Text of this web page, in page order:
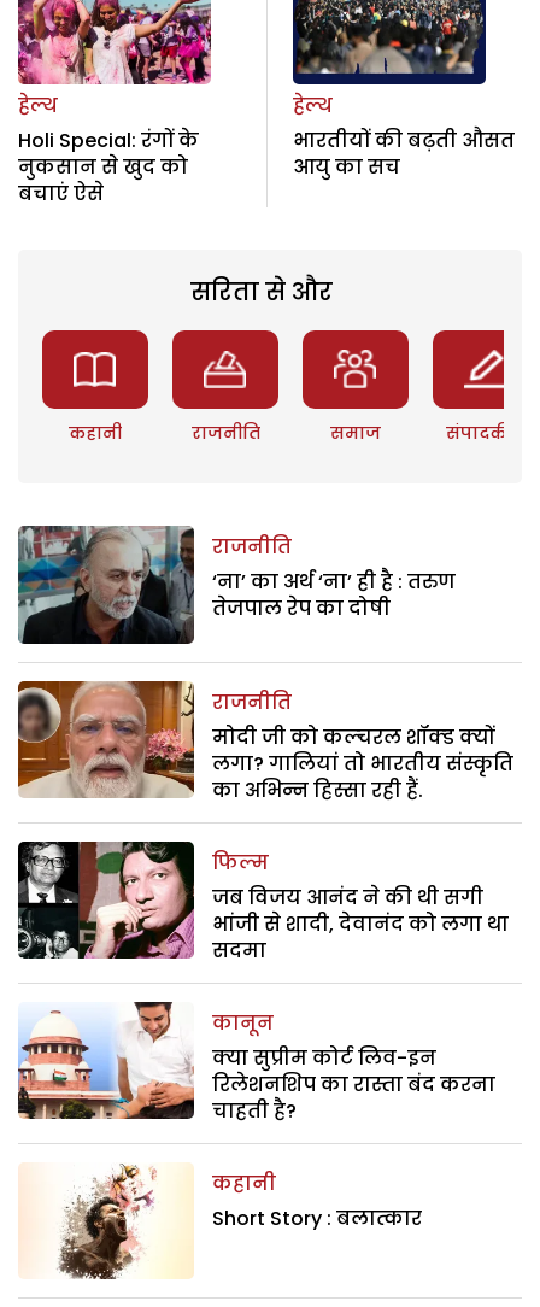
हेल्थ
Holi Special: रंगों के
नुकसान से खुद को
बचाएं ऐसे
हेल्थ
भारतीयों की बढ़ती औसत
आयु का सच
सरिता से और
कहानी राजनीति समाज संपादकीय
राजनीति
‘ना’ का अर्थ ‘ना’ ही है : तरुण
तेजपाल रेप का दोषी
राजनीति
मोदी जी को कल्चरल शॉक्ड क्यों
लगा? गालियां तो भारतीय संस्कृति
का अभिन्न हिस्सा रही हैं.
फिल्म
जब विजय आनंद ने की थी सगी
भांजी से शादी, देवानंद को लगा था
सदमा
कानून
क्या सुप्रीम कोर्ट लिव-इन
रिलेशनशिप का रास्ता बंद करना
चाहती है?
कहानी
Short Story : बलात्कार